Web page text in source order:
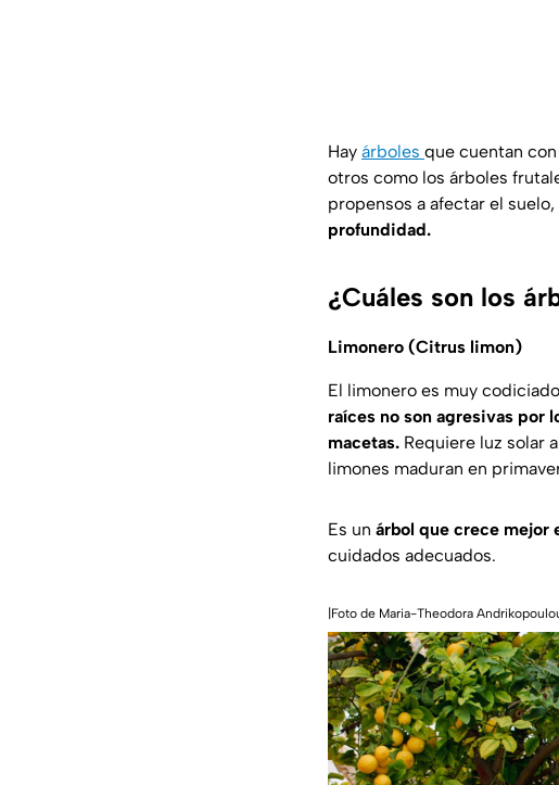
Hay árboles que cuentan
otros como los árboles
propensos a afectar el suelo,
profundidad.
¿Cuáles son los
Limonero (Citrus limon)
El limonero es muy
raíces no son agresivas por
macetas. Requiere luz solar
limones maduran en
Es un árbol que crece mejor
cuidados adecuados.
|Foto de Maria-Theodora